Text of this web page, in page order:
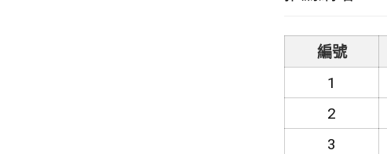
編號
1
2
3